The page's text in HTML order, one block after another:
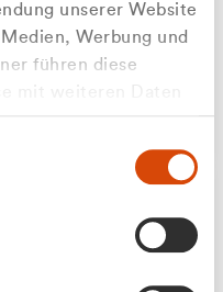
unserer Website
Werbung und
führen diese